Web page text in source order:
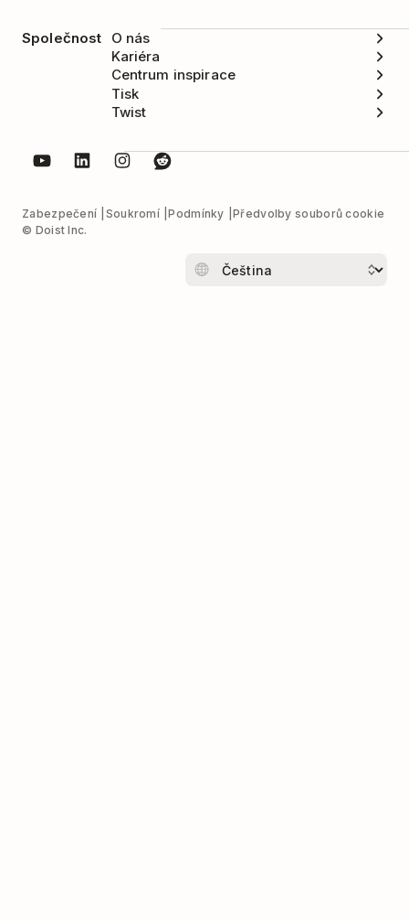
Společnost
O nás
Kariéra
Centrum inspirace
Tisk
Twist
Zabezpečení Soukromí Podmínky
Předvolby souborů cookie
© Doist Inc.